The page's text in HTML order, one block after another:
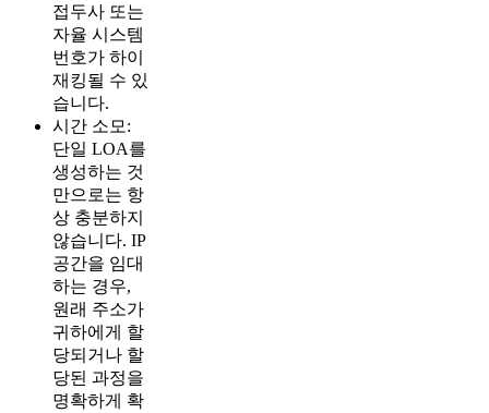
접두사 또는
자율 시스템
번호가 하이
재킹될 수 있
습니다.
시간 소모:
단일 LOA를
생성하는 것
만으로는 항
상 충분하지
않습니다. IP
공간을 임대
하는 경우,
원래 주소가
귀하에게 할
당되거나 할
당된 과정을
명확하게 확